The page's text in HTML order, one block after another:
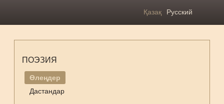
Қазақ Русский
ПОЭЗИЯ
Өлеңдер
Дастандар